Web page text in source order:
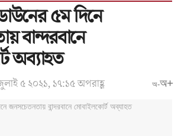
৫ম দিনে
বান্দরবানে
অব্যাহত
৫ ২০২১, ১৭:১৫ অপরাহ্ণ অ-অ+